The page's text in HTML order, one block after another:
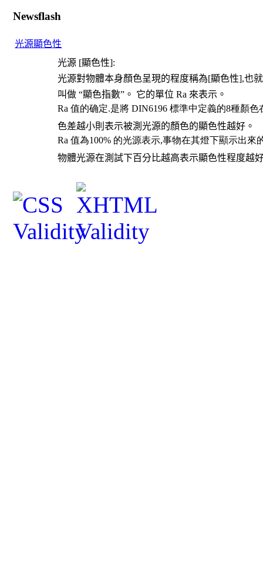
Newsflash
光源顯色性
光源 [顯色性]:
光源對物體本身顏色呈現的程度稱為[顯色性],也
叫做 “顯色指數”。 它的單位 Ra 來表示。
Ra值的确定.是將 DIN6196標準中定義的8種顏色
色差越小則表示被測光源的顏色的顯色性越好。
Ra值為100% 的光源表示,事物在其燈下顯示出來
物體光源在測試下百分比越高表示顯色性程度越